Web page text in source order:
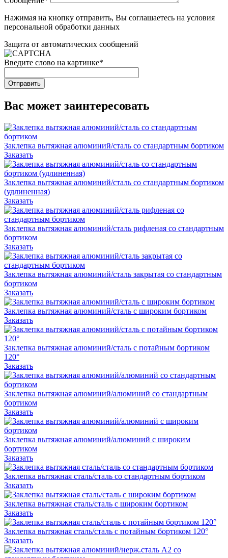
Нажимая на кнопку отправить, Вы соглашаетесь на условия
персональной обработки данных
Защита от автоматических сообщений
Введите слово на картинке*
Вас может заинтересовать
Заклепка вытяжная алюминий/сталь со стандартным бортиком
Заказать
Заклепка вытяжная алюминий/сталь со стандартным бортиком
(удлиненная)
Заказать
Заклепка вытяжная алюминий/сталь рифленая со стандартным
бортиком
Заказать
Заклепка вытяжная алюминий/сталь закрытая со стандартным
бортиком
Заказать
Заклепка вытяжная алюминий/сталь с широким бортиком
Заказать
Заклепка вытяжная алюминий/сталь с потайным бортиком
120°
Заказать
Заклепка вытяжная алюминий/алюминий со стандартным
бортиком
Заказать
Заклепка вытяжная алюминий/алюминий с широким
бортиком
Заказать
Заклепка вытяжная сталь/сталь со стандартным бортиком
Заказать
Заклепка вытяжная сталь/сталь с широким бортиком
Заказать
Заклепка вытяжная сталь/сталь с потайным бортиком 120°
Заказать